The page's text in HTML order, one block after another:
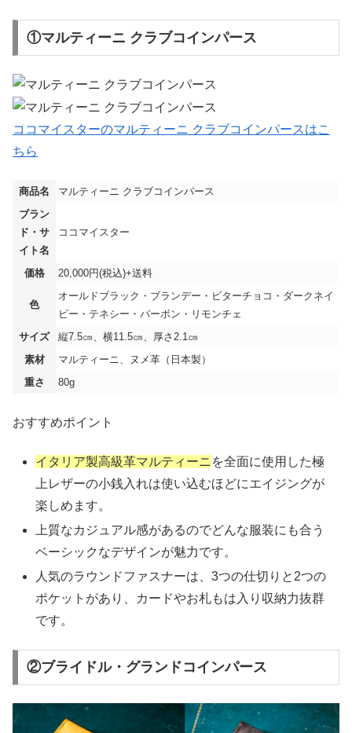
①マルティーニ クラブコインパース
ココマイスターのマルティーニ クラブコインパースはこ
ちら
商品名
マルティーニ クラブコインパース
ブラン
ド・サ
イト名
ココマイスター
価格 20,000円(税込)+送料
色
オールドブラック・ブランデー・ビターチョコ・ダークネイ
ビー・テネシー・バーボン・リモンチェ
サイズ
縦7.5㎝、横11.5㎝、厚さ2.1㎝
素材
マルティーニ、ヌメ革（日本製）
重さ
80g
おすすめポイント
イタリア製高級革マルティーニ を全面に使用した極
上レザーの小銭入れは使い込むほどにエイジングが
楽しめます。
上質なカジュアル感があるのでどんな服装にも合う
ベーシックなデザインが魅力です。
人気のラウンドファスナーは、3つの仕切りと2つの
ポケットがあり、カードやお札もは入り収納力抜群
です。
②ブライドル・グランドコインパース